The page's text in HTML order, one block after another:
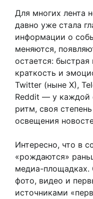
Для многих лента
давно уже стала
информации о
меняются,
остается: быстрая
краткость и
Twitter (ныне X),
Reddit — у каждой
ритм, своя
освещения
Интересно, что в
«рождаются»
медиа-
фото, видео и
источниками